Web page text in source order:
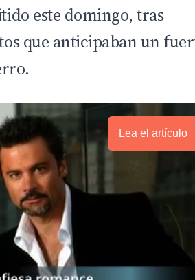
este domingo, tras
que anticipaban un
Lea el artículo